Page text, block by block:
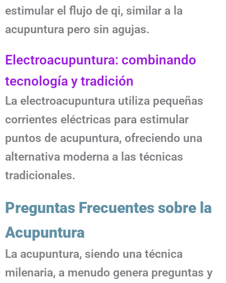
estimular el flujo de qi, similar a la
acupuntura pero sin agujas.
Electroacupuntura: combinando
tecnología y tradición
La electroacupuntura utiliza pequeñas
corrientes eléctricas para estimular
puntos de acupuntura, ofreciendo una
alternativa moderna a las técnicas
tradicionales.
Preguntas Frecuentes sobre la
Acupuntura
La acupuntura, siendo una técnica
milenaria, a menudo genera preguntas y